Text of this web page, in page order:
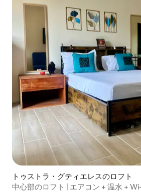
トゥストラ・グティエレスのロフト
中心部のロフト | エアコン + 温水 +